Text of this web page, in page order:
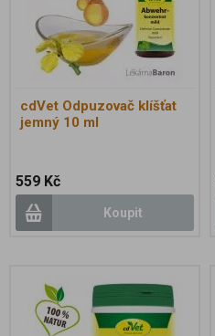
cdVet Odpuzovač klíšťat
jemný 10 ml
559 Kč
Koupit